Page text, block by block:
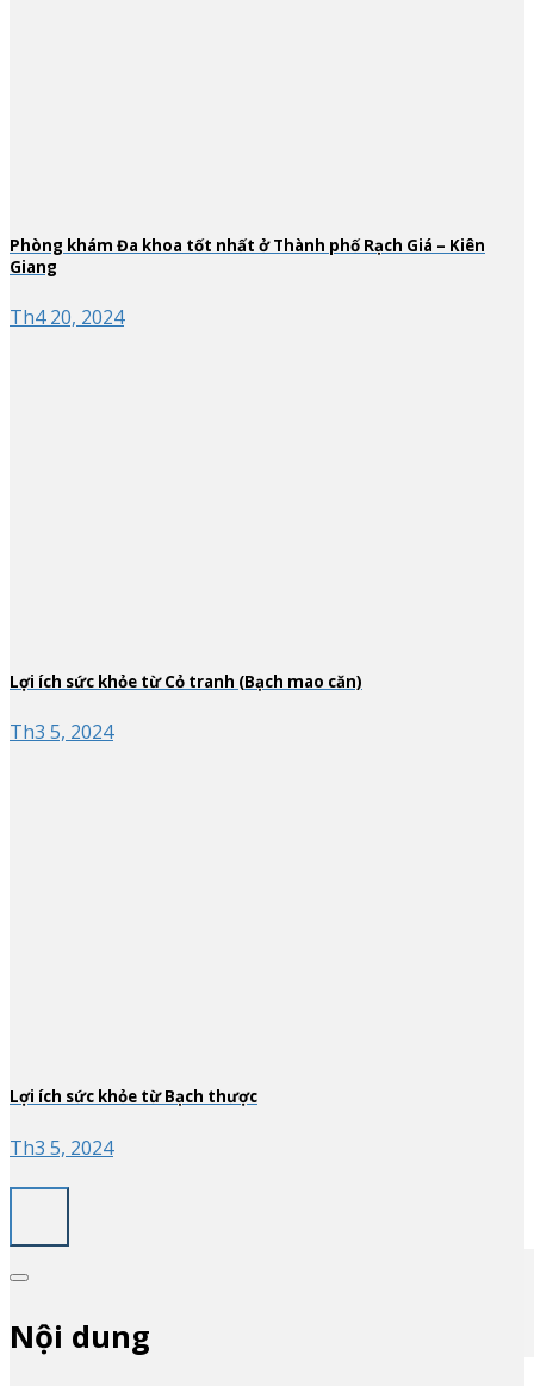
Phòng khám Đa khoa tốt nhất ở Thành phố Rạch Giá – Kiên
Giang
Th4 20, 2024
Lợi ích sức khỏe từ Cỏ tranh (Bạch mao căn)
Th3 5, 2024
Lợi ích sức khỏe từ Bạch thược
Th3 5, 2024
Nội dung